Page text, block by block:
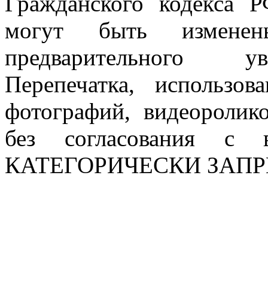
могут быть
предварительного
Перепечатка,
фотографий,
без согласования с
КАТЕГОРИЧЕСКИ